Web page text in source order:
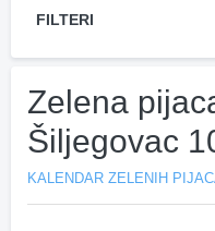
FILTERI
Zelena
Šiljegovac
KALENDAR ZELENIH